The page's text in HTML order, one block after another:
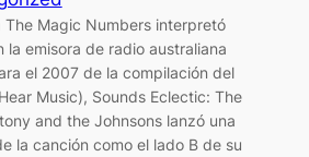
Magic Numbers interpretó
la emisora de radio australiana
el 2007 de la compilación del
Music), Sounds Eclectic: The
and the Johnsons lanzó una
la canción como el lado B de su